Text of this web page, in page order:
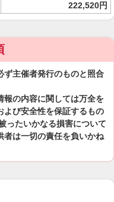
222,520円
ず主催者発行のものと照合
報の内容に関しては万全を
よび安全性を保証するもの
ったいかなる損害について
者は一切の責任を負いかね